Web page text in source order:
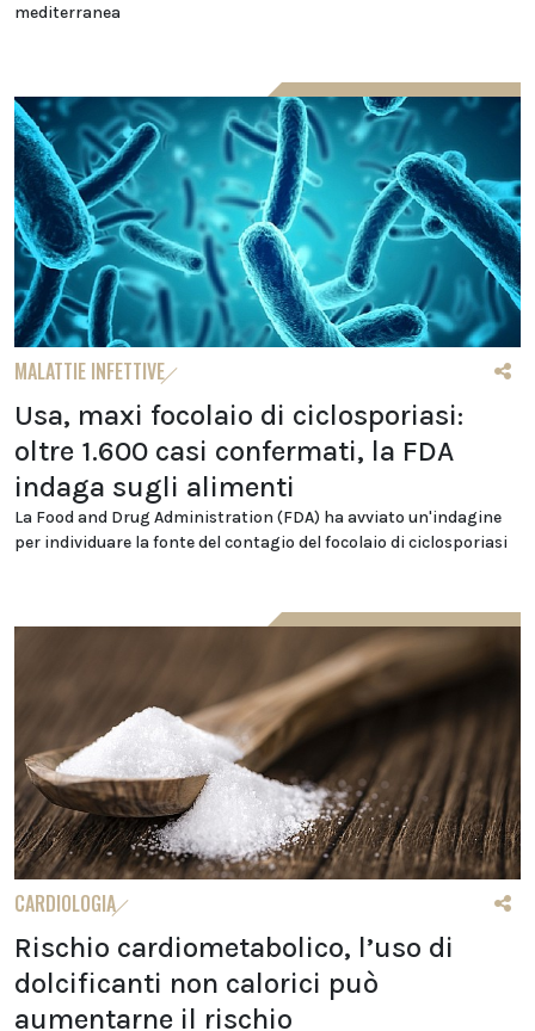
mediterranea
MALATTIE INFETTIVE
Usa, maxi focolaio di ciclosporiasi:
oltre 1.600 casi confermati, la FDA
indaga sugli alimenti
La Food and Drug Administration (FDA) ha avviato un'indagine
per individuare la fonte del contagio del focolaio di ciclosporiasi
CARDIOLOGIA
Rischio cardiometabolico, l’uso di
dolcificanti non calorici può
aumentarne il rischio